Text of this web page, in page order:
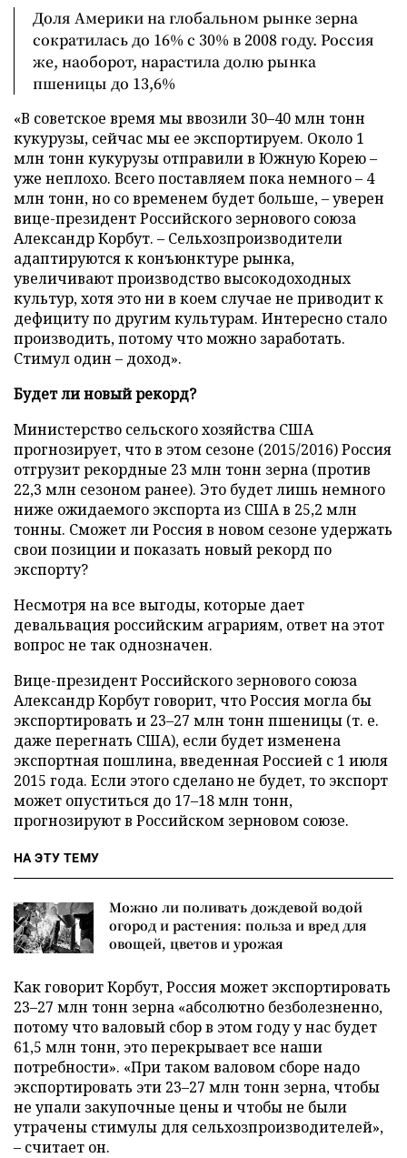
Доля Америки на глобальном рынке зерна
сократилась до 16% с 30% в 2008 году. Россия
же, наоборот, нарастила долю рынка
пшеницы до 13,6%
«В советское время мы ввозили 30–40 млн тонн
кукурузы, сейчас мы ее экспортируем. Около 1
млн тонн кукурузы отправили в Южную Корею –
уже неплохо. Всего поставляем пока немного – 4
млн тонн, но со временем будет больше, – уверен
вице-президент Российского зернового союза
Александр Корбут. – Сельхозпроизводители
адаптируются к конъюнктуре рынка,
увеличивают производство высокодоходных
культур, хотя это ни в коем случае не приводит к
дефициту по другим культурам. Интересно стало
производить, потому что можно заработать.
Стимул один – доход».
Будет ли новый рекорд?
Министерство сельского хозяйства США
прогнозирует, что в этом сезоне (2015/2016) Россия
отгрузит рекордные 23 млн тонн зерна (против
22,3 млн сезоном ранее). Это будет лишь немного
ниже ожидаемого экспорта из США в 25,2 млн
тонны. Сможет ли Россия в новом сезоне удержать
свои позиции и показать новый рекорд по
экспорту?
Несмотря на все выгоды, которые дает
девальвация российским аграриям, ответ на этот
вопрос не так однозначен.
Вице-президент Российского зернового союза
Александр Корбут говорит, что Россия могла бы
экспортировать и 23–27 млн тонн пшеницы (т. е.
даже перегнать США), если будет изменена
экспортная пошлина, введенная Россией с 1 июля
2015 года. Если этого сделано не будет, то экспорт
может опуститься до 17–18 млн тонн,
прогнозируют в Российском зерновом союзе.
НА ЭТУ ТЕМУ
Можно ли поливать дождевой водой
огород и растения: польза и вред для
овощей, цветов и урожая
Как говорит Корбут, Россия может экспортировать
23–27 млн тонн зерна «абсолютно безболезненно,
потому что валовый сбор в этом году у нас будет
61,5 млн тонн, это перекрывает все наши
потребности». «При таком валовом сборе надо
экспортировать эти 23–27 млн тонн зерна, чтобы
не упали закупочные цены и чтобы не были
утрачены стимулы для сельхозпроизводителей»,
– считает он.